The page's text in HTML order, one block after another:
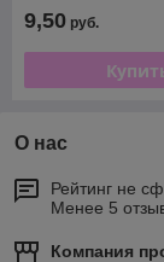
9,50 руб.
О нас
Рейтинг не
Менее 5
Компания